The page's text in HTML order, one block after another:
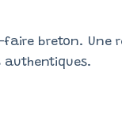
breton. Une
authentiques.